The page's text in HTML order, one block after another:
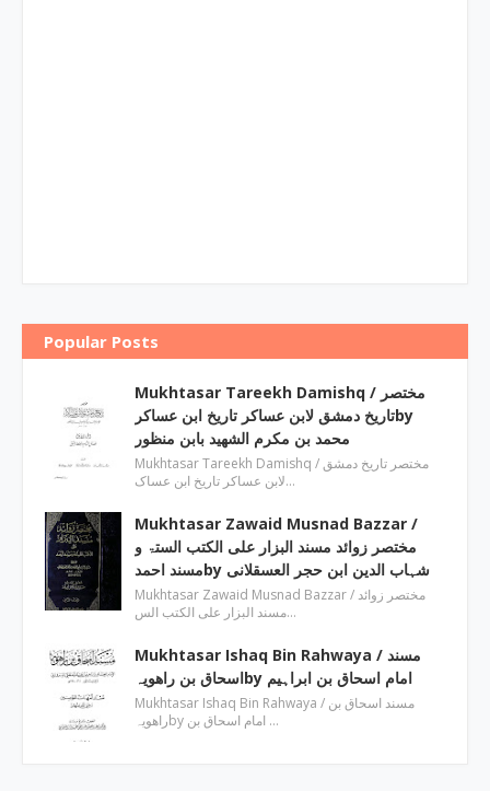
Popular Posts
Mukhtasar Tareekh Damishq ‎/ مختصر
تاریخ دمشق لابن عساکر تاریخ ابن عساکرby
‎محمد بن مکرم الشھید بابن منظور
Mukhtasar Tareekh Damishq ‎/ مختصر تاریخ دمشق
لابن عساکر تاریخ ابن عساک…
Mukhtasar Zawaid Musnad Bazzar ‎/
مختصر زوائد مسند البزار علی الکتب الستۃ و
مسند احمدby ‎شہاب الدین ابن حجر العسقلانی
Mukhtasar Zawaid Musnad Bazzar ‎/ مختصر زوائد
مسند البزار علی الکتب الس…
Mukhtasar Ishaq Bin Rahwaya ‎/ مسند
اسحاق بن راھویہby ‎امام اسحاق بن ابراہیم
Mukhtasar Ishaq Bin Rahwaya ‎/ مسند اسحاق بن
راھویہby ‎امام اسحاق بن …